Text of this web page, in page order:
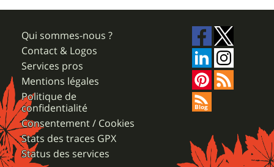
Qui sommes-nous ?
Contact & Logos
Services pros
Mentions légales
Politique de
confidentialité
Consentement / Cookies
Stats des traces GPX
Status des services